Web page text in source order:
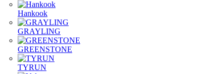
Hankook
GRAYLING
GREENSTONE
TYRUN